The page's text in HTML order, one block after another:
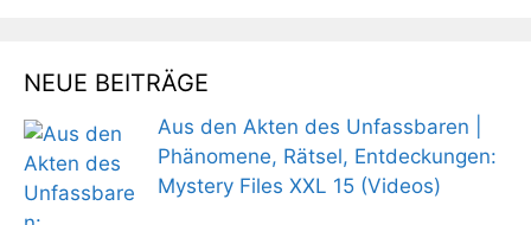
NEUE BEITRÄGE
Aus den Akten des Unfassbaren |
Phänomene, Rätsel, Entdeckungen:
Mystery Files XXL 15 (Videos)